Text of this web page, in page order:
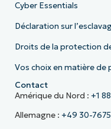
Cyber Essentials
Déclaration sur
Droits de la protection
Vos choix en matière de
Contact
Amérique du Nord : +1
Allemagne : +49 30-